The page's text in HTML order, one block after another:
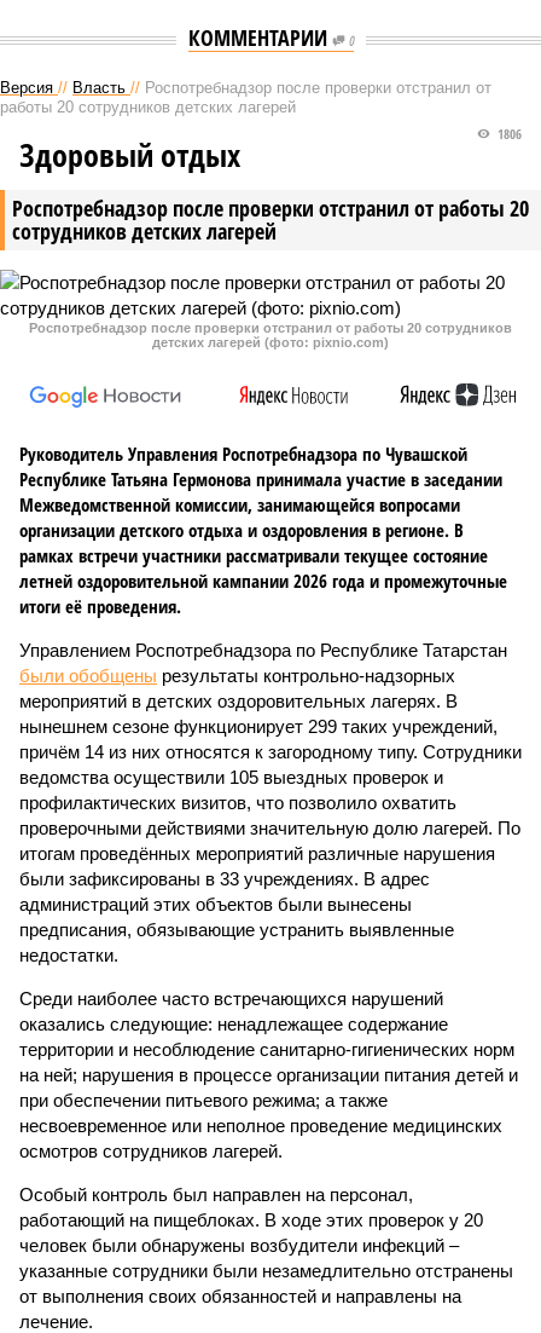
КОММЕНТАРИИ 0
Версия // Власть // Роспотребнадзор после проверки отстранил от
работы 20 сотрудников детских лагерей
Роспотребнадзор после проверки отстранил от работы 20
сотрудников детских лагерей
1806
Здоровый отдых
Роспотребнадзор после проверки отстранил от работы 20 сотрудников
детских лагерей (фото: pixnio.com)
Руководитель Управления Роспотребнадзора по Чувашской
Республике Татьяна Гермонова принимала участие в заседании
Межведомственной комиссии, занимающейся вопросами
организации детского отдыха и оздоровления в регионе. В
рамках встречи участники рассматривали текущее состояние
летней оздоровительной кампании 2026 года и промежуточные
итоги её проведения.
Управлением Роспотребнадзора по Республике Татарстан
были обобщены результаты контрольно-надзорных
мероприятий в детских оздоровительных лагерях. В
нынешнем сезоне функционирует 299 таких учреждений,
причём 14 из них относятся к загородному типу. Сотрудники
ведомства осуществили 105 выездных проверок и
профилактических визитов, что позволило охватить
проверочными действиями значительную долю лагерей. По
итогам проведённых мероприятий различные нарушения
были зафиксированы в 33 учреждениях. В адрес
администраций этих объектов были вынесены
предписания, обязывающие устранить выявленные
недостатки.
Среди наиболее часто встречающихся нарушений
оказались следующие: ненадлежащее содержание
территории и несоблюдение санитарно-гигиенических норм
на ней; нарушения в процессе организации питания детей и
при обеспечении питьевого режима; а также
несвоевременное или неполное проведение медицинских
осмотров сотрудников лагерей.
Особый контроль был направлен на персонал,
работающий на пищеблоках. В ходе этих проверок у 20
человек были обнаружены возбудители инфекций –
указанные сотрудники были незамедлительно отстранены
от выполнения своих обязанностей и направлены на
лечение.